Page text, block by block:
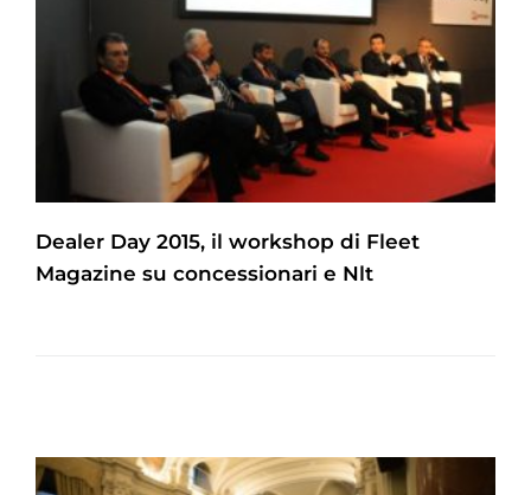
Dealer Day 2015, il workshop di Fleet
Magazine su concessionari e Nlt